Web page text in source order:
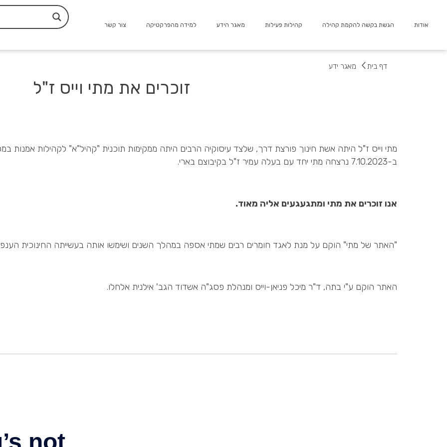
אודות הגשת בקשה להקמת קהילה קהילות פעילות מאגר הידע למידה מהפרקטיקה צור קשר
דף בית מאגר ידע
זוכרים את מתי וייס ז"ל
מתי וייס ז"ל היתה אשת חינוך פורצת דרך, שלצד עיסוקיה הרבים היתה ממקימות תוכנית "קהיל"א" לקהילות אמנות
ב-7.10.2023 נרצחה מתי יחד עם בעלה עמיר ז"ל בקיבוצם בארי.
אנו זוכרים את מתי ומתגעגעים אליה מאוד.
"האתר של מתי" הוקם על מנת לאגד חומרים רבים שמתי אספה במהלך השנים ושימשו אותה בעשייתה החינוכית
האתר הוקם ע"י בתה, ד"ר מיכל פניאן-וייס ומנהלת פסג"ה אשדוד הגב' אילנית אלחלו.